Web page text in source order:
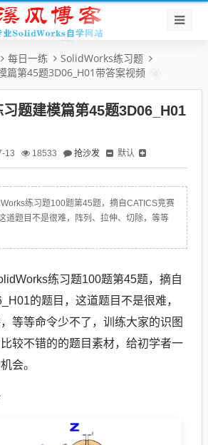
每日一练
SolidWorks练习题
篇第45题3D06_H01带答案视频
题建模篇第45题3D06_H01
13 18533 抢沙发 默认
练习题100题第45题，摘自CATICS竞赛
道题目不是很难，阵列、拉伸、切除，等等
练习题100题第45题，摘自
的题目，这道题目不是很难，
等等命令少不了，训练大家的识图
较不错的的题目素材，给初学者一
会。